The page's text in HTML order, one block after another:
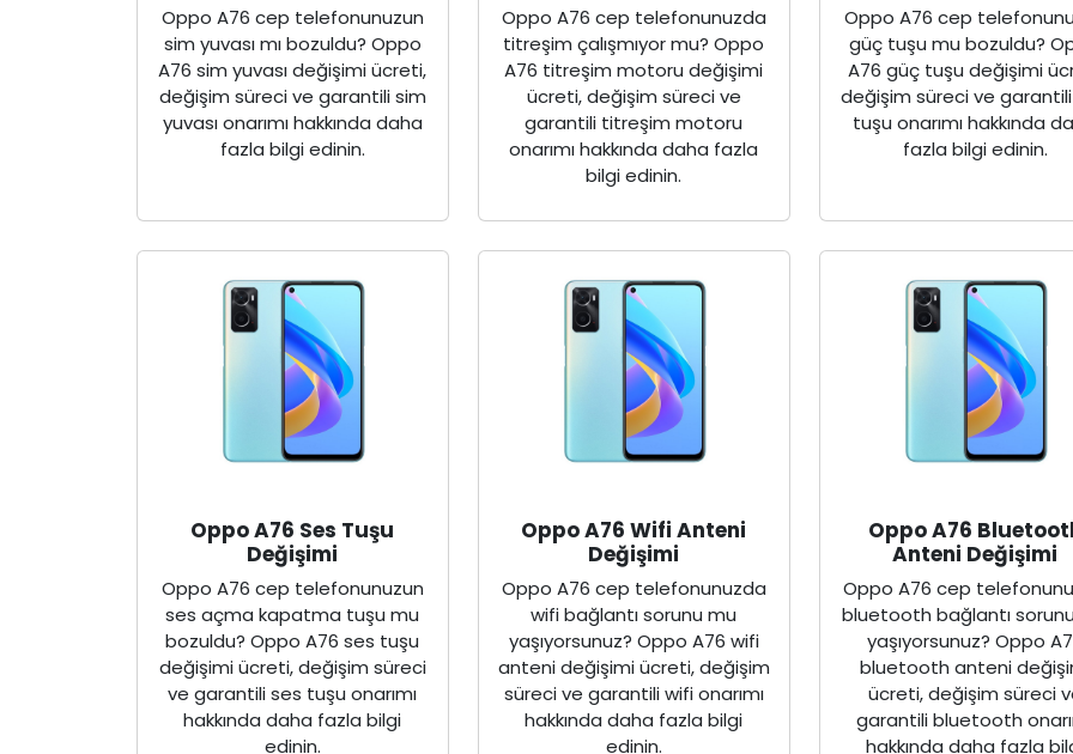
Oppo A76 cep telefonunuzun
sim yuvası mı bozuldu? Oppo
A76 sim yuvası değişimi ücreti,
değişim süreci ve garantili sim
yuvası onarımı hakkında daha
fazla bilgi edinin.
Oppo A76 cep telefonunuzda
titreşim çalışmıyor mu? Oppo
A76 titreşim motoru değişimi
ücreti, değişim süreci ve
garantili titreşim motoru
onarımı hakkında daha fazla
bilgi edinin.
Oppo A76 cep
güç tuşu mu bozuldu?
A76 güç tuşu değişimi
değişim süreci ve
tuşu onarımı hakkında
fazla bilgi edinin.
Oppo A76 Ses Tuşu
Değişimi
Oppo A76 cep telefonunuzun
ses açma kapatma tuşu mu
bozuldu? Oppo A76 ses tuşu
değişimi ücreti, değişim süreci
ve garantili ses tuşu onarımı
hakkında daha fazla bilgi
edinin.
Oppo A76 Wifi Anteni
Değişimi
Oppo A76 cep telefonunuzda
wifi bağlantı sorunu mu
yaşıyorsunuz? Oppo A76 wifi
anteni değişimi ücreti, değişim
süreci ve garantili wifi onarımı
hakkında daha fazla bilgi
edinin.
Oppo A76
Anteni Değişimi
Oppo A76 cep
bluetooth bağlantı
yaşıyorsunuz? Oppo
bluetooth anteni
ücreti, değişim süreci
garantili bluetooth
hakkında daha fazla